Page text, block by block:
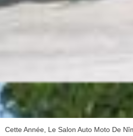
Cette Année, Le Salon Auto Moto De